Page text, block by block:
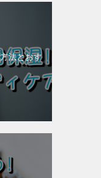
法とおす